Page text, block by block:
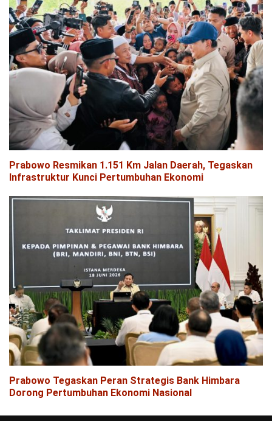
Prabowo Resmikan 1.151 Km Jalan Daerah, Tegaskan
Infrastruktur Kunci Pertumbuhan Ekonomi
Prabowo Tegaskan Peran Strategis Bank Himbara
Dorong Pertumbuhan Ekonomi Nasional